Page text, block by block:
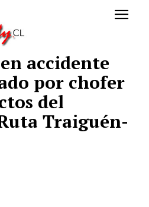
accidente
por chofer
del
Traiguén-